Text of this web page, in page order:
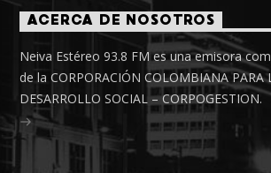
ACERCA DE NOSOTROS
Neiva Estéreo 93.8 FM es una emisora
de la CORPORACIÓN COLOMBIANA PARA
DESARROLLO SOCIAL – CORPOGESTION.